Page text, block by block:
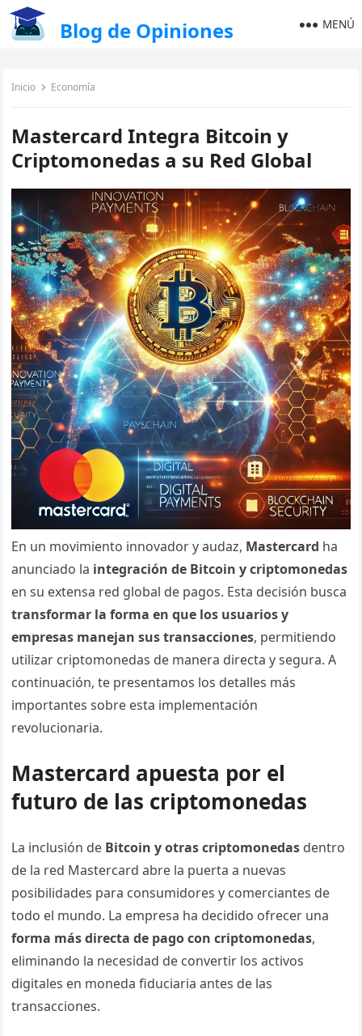
Blog de Opiniones MENÚ
Inicio Economía
Mastercard Integra Bitcoin y
Criptomonedas a su Red Global
En un movimiento innovador y audaz, Mastercard ha
anunciado la integración de Bitcoin y criptomonedas
en su extensa red global de pagos. Esta decisión busca
transformar la forma en que los usuarios y
empresas manejan sus transacciones, permitiendo
utilizar criptomonedas de manera directa y segura. A
continuación, te presentamos los detalles más
importantes sobre esta implementación
revolucionaria.
Mastercard apuesta por el
futuro de las criptomonedas
La inclusión de Bitcoin y otras criptomonedas dentro
de la red Mastercard abre la puerta a nuevas
posibilidades para consumidores y comerciantes de
todo el mundo. La empresa ha decidido ofrecer una
forma más directa de pago con criptomonedas,
eliminando la necesidad de convertir los activos
digitales en moneda fiduciaria antes de las
transacciones.